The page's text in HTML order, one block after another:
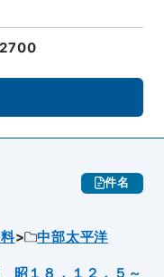
件名
中部太平洋
昭１８．１２．５～